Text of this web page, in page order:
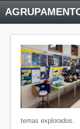
temas explorados.